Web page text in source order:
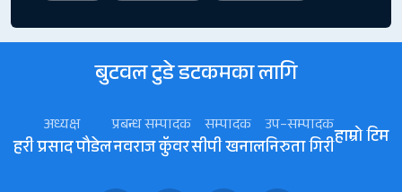
बुटवल टुडे डटकमका लागि
अध्यक्ष
हरी प्रसाद पौडेल
प्रबन्ध सम्पादक
नवराज कॅुवर
सम्पादक
सीपी खनाल
उप–सम्पादक
निरुता गिरीहाम्रो टिम